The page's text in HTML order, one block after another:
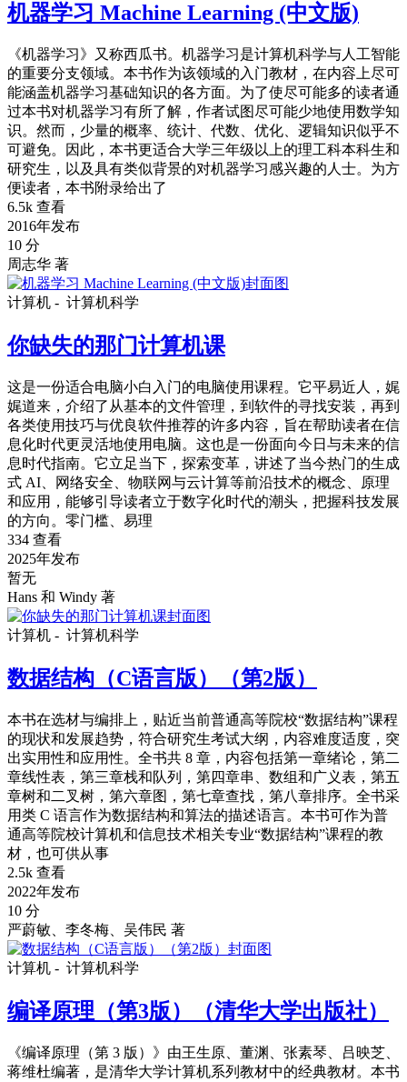
机器学习 Machine Learning (中文版)
《机器学习》又称西瓜书。机器学习是计算机科学与人工智能
的重要分支领域。本书作为该领域的入门教材，在内容上尽可
能涵盖机器学习基础知识的各方面。为了使尽可能多的读者通
过本书对机器学习有所了解，作者试图尽可能少地使用数学知
识。然而，少量的概率、统计、代数、优化、逻辑知识似乎不
可避免。因此，本书更适合大学三年级以上的理工科本科生和
研究生，以及具有类似背景的对机器学习感兴趣的人士。为方
便读者，本书附录给出了
6.5k 查看
2016年发布
10 分
周志华 著
计算机 - 计算机科学
你缺失的那门计算机课
这是一份适合电脑小白入门的电脑使用课程。它平易近人，娓
娓道来，介绍了从基本的文件管理，到软件的寻找安装，再到
各类使用技巧与优良软件推荐的许多内容，旨在帮助读者在信
息化时代更灵活地使用电脑。这也是一份面向今日与未来的信
息时代指南。它立足当下，探索变革，讲述了当今热门的生成
式 AI、网络安全、物联网与云计算等前沿技术的概念、原理
和应用，能够引导读者立于数字化时代的潮头，把握科技发展
的方向。零门槛、易理
334 查看
2025年发布
暂无
Hans 和 Windy 著
计算机 - 计算机科学
数据结构（C语言版）（第2版）
本书在选材与编排上，贴近当前普通高等院校“数据结构”课程
的现状和发展趋势，符合研究生考试大纲，内容难度适度，突
出实用性和应用性。全书共 8 章，内容包括第一章绪论，第二
章线性表，第三章栈和队列，第四章串、数组和广义表，第五
章树和二叉树，第六章图，第七章查找，第八章排序。全书采
用类 C 语言作为数据结构和算法的描述语言。本书可作为普
通高等院校计算机和信息技术相关专业“数据结构”课程的教
材，也可供从事
2.5k 查看
2022年发布
10 分
严蔚敏、李冬梅、吴伟民 著
计算机 - 计算机科学
编译原理（第3版）（清华大学出版社）
《编译原理（第 3 版）》由王生原、董渊、张素琴、吕映芝、
蒋维杜编著，是清华大学计算机系列教材中的经典教材。本书